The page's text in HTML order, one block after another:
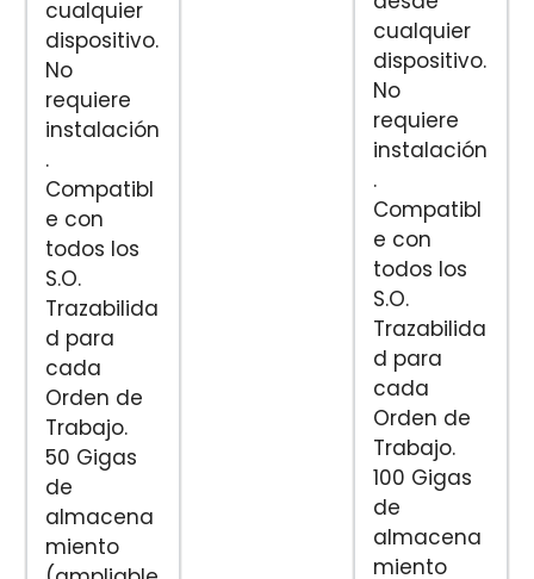
cualquier
dispositivo.
No
requiere
instalación
.
Compatibl
e con
todos los
S.O.
Trazabilida
d para
cada
Orden de
Trabajo.
50 Gigas
de
almacena
miento
cualquier
dispositivo.
No
requiere
instalación
.
Compatibl
e con
todos los
S.O.
Trazabilida
d para
cada
Orden de
Trabajo.
100 Gigas
de
almacena
miento